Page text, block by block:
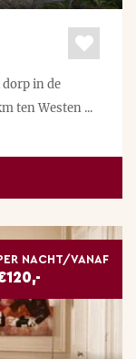
in de
ten Westen ...
NACHT/VANAF